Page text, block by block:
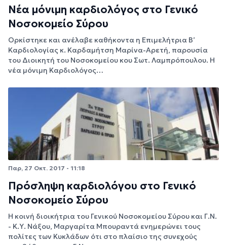
Νέα μόνιμη καρδιολόγος στο Γενικό
Νοσοκομείο Σύρου
Ορκίστηκε και ανέλαβε καθήκοντα η Επιμελήτρια Β’
Καρδιολογίας κ. Καρδαμήτση Μαρίνα-Αρετή, παρουσία
του Διοικητή του Νοσοκομείου κου Σωτ. Λαμπρόπουλου. Η
νέα μόνιμη Καρδιολόγος…
Παρ, 27 Οκτ. 2017 - 11:18
Πρόσληψη καρδιολόγου στο Γενικό
Νοσοκομείο Σύρου
H κοινή διοικήτρια του Γενικού Νοσοκομείου Σύρου και Γ.Ν.
- Κ.Υ. Νάξου, Μαργαρίτα Μπουραντά ενημερώνει τους
πολίτες των Κυκλάδων ότι στο πλαίσιο της συνεχούς